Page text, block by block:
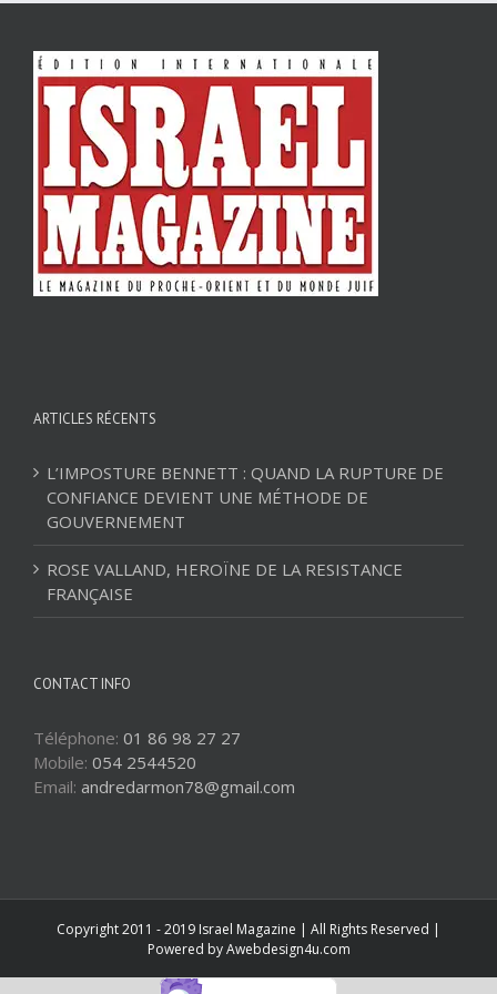
ARTICLES RÉCENTS
L’IMPOSTURE BENNETT : QUAND LA RUPTURE DE
CONFIANCE DEVIENT UNE MÉTHODE DE
GOUVERNEMENT
ROSE VALLAND, HEROÏNE DE LA RESISTANCE
FRANÇAISE
CONTACT INFO
Téléphone: 01 86 98 27 27
Mobile: 054 2544520
Email: andredarmon78@gmail.com
Copyright 2011 - 2019 Israel Magazine | All Rights Reserved |
Powered byAwebdesign4u.com